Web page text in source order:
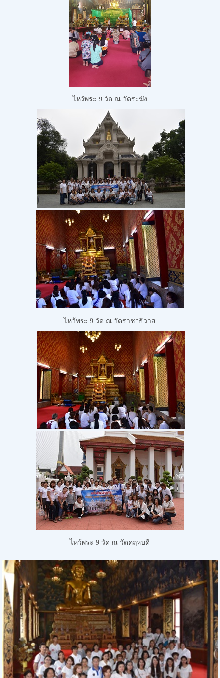
ไหว้พระ 9 วัด ณ วัดระฆัง
ไหว้พระ 9 วัด ณ วัดราชาธิวาส
ไหว้พระ 9 วัด ณ วัดคฤหบดี